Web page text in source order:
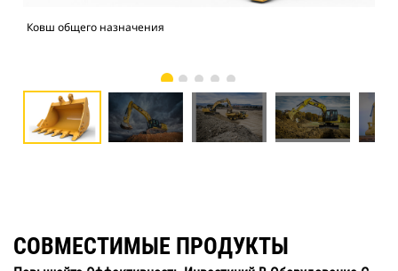
Ковш общего назначения
СОВМЕСТИМЫЕ ПРОДУКТЫ